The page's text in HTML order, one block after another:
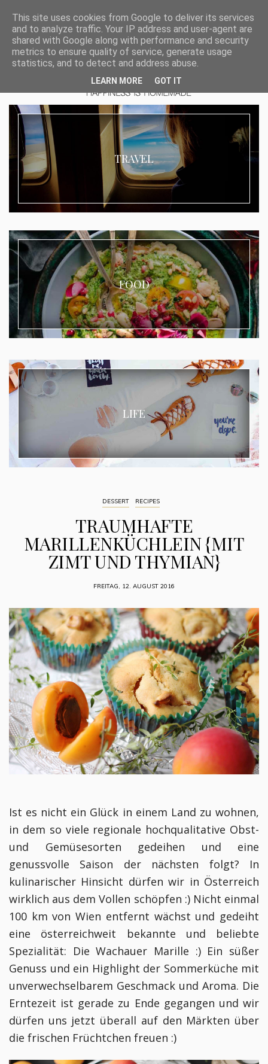
TRAVEL
FOOD
LIFE
DESSERT RECIPES
TRAUMHAFTE
MARILLENKÜCHLEIN {MIT
ZIMT UND THYMIAN}
FREITAG, 12. AUGUST 2016
Ist es nicht ein Glück in einem Land zu wohnen,
in dem so viele regionale hochqualitative Obst-
und Gemüsesorten gedeihen und eine
genussvolle Saison der nächsten folgt? In
kulinarischer Hinsicht dürfen wir in Österreich
wirklich aus dem Vollen schöpfen :) Nicht einmal
100 km von Wien entfernt wächst und gedeiht
eine österreichweit bekannte und beliebte
Spezialität: Die Wachauer Marille :) Ein süßer
Genuss und ein Highlight der Sommerküche mit
unverwechselbarem Geschmack und Aroma. Die
Erntezeit ist gerade zu Ende gegangen und wir
dürfen uns jetzt überall auf den Märkten über
die frischen Früchtchen freuen :)
This site uses cookies from Google to deliver its services
and to analyze traffic. Your IP address and user-agent are
shared with Google along with performance and security
metrics to ensure quality of service, generate usage
statistics, and to detect and address abuse.
LEARN MORE GOT IT